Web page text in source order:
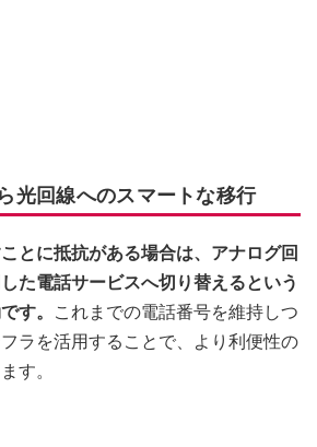
光回線へのスマートな移行
とに抵抗がある場合は、アナログ回
た電話サービスへ切り替えるという
す。
これまでの電話番号を維持しつ
ラを活用することで、より利便性の
す。